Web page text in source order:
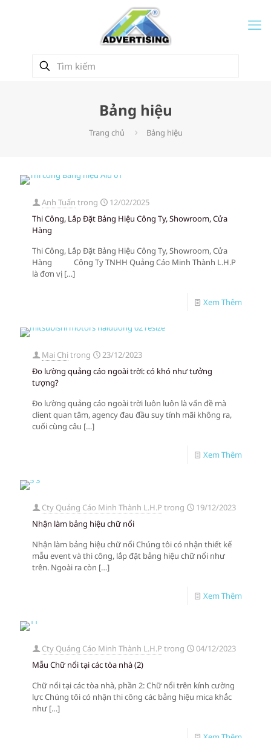
Bảng hiệu
Trang chủ Bảng hiệu
Anh Tuấn trong
12/02/2025
Thi Công, Lắp Đặt Bảng Hiệu Công Ty, Showroom, Cửa
Hàng
Thi Công, Lắp Đặt Bảng Hiệu Công Ty, Showroom, Cửa
Hàng Công Ty TNHH Quảng Cáo Minh Thành L.H.P
là đơn vị […]
Xem Thêm
Mai Chi trong
23/12/2023
Đo lường quảng cáo ngoài trời: có khó như tưởng
tượng?
Đo lường quảng cáo ngoài trời luôn luôn là vấn đề mà
client quan tâm, agency đau đầu suy tính mãi không ra,
cuối cùng câu […]
Xem Thêm
Cty Quảng Cáo Minh Thành L.H.P trong
19/12/2023
Nhận làm bảng hiệu chữ nổi
Nhận làm bảng hiệu chữ nổi Chúng tôi có nhận thiết kế
mẫu event và thi công, lắp đặt bảng hiệu chữ nổi như
trên. Ngoài ra còn […]
Xem Thêm
Cty Quảng Cáo Minh Thành L.H.P trong
04/12/2023
Mẫu Chữ nổi tại các tòa nhà (2)
Chữ nổi tại các tòa nhà, phần 2: Chữ nổi trên kính cường
lực Chúng tôi có nhận thi công các bảng hiệu mica khắc
như […]